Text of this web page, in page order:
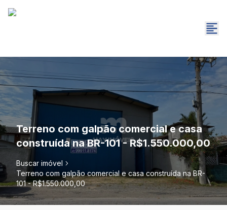
Terreno com galpão comercial e casa
construída na BR-101 - R$1.550.000,00
Buscar imóvel
Terreno com galpão comercial e casa construída na BR-
101 - R$1.550.000,00